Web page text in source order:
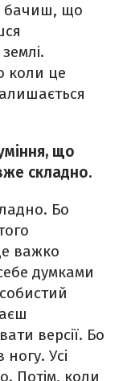
бачиш, що
коли це
що
складно.
Бо
важко
думками
версії. Бо
Усі
Потім, коли